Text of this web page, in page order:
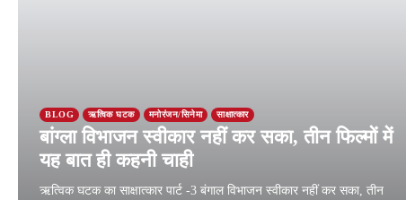
BLOG ऋत्विक घटक मनोरंजन/सिनेमा साक्षात्कार
बांग्ला विभाजन स्वीकार नहीं कर सका, तीन फिल्मों में
यह बात ही कहनी चाही
ऋत्विक घटक का साक्षात्कार पार्ट -3 बंगाल विभाजन स्वीकार नहीं कर सका, तीन